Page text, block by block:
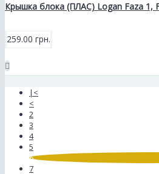
Крышка блока (ПЛАС) Logan Faza 1,
259.00 грн.
|<
<
2
3
4
5
6
7